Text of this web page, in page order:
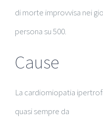
di morte improvvisa nei
persona su 500.
Cause
La cardiomiopatia
quasi sempre da